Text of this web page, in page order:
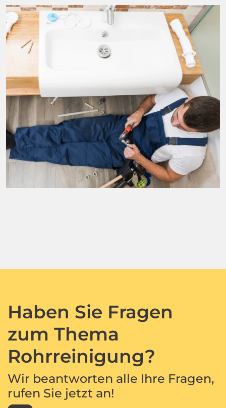
Haben Sie Fragen
zum Thema
Rohrreinigung?
Wir beantworten alle Ihre Fragen,
rufen Sie jetzt an!